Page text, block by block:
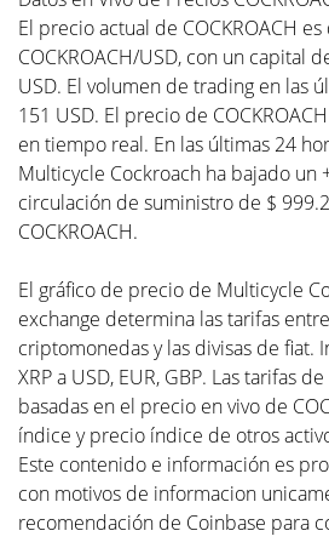
El precio actual de COCKROACH
COCKROACH/USD, con un capital
USD. El volumen de trading en las
151 USD. El precio de
en tiempo real. En las últimas 24
Multicycle Cockroach ha bajado un
circulación de suministro de $
COCKROACH.
El gráfico de precio de Multicycle
exchange determina las tarifas
criptomonedas y las divisas de fiat.
XRP a USD, EUR, GBP. Las tarifas
basadas en el precio en vivo de
índice y precio índice de otros
Este contenido e información es
con motivos de informacion
recomendación de Coinbase para